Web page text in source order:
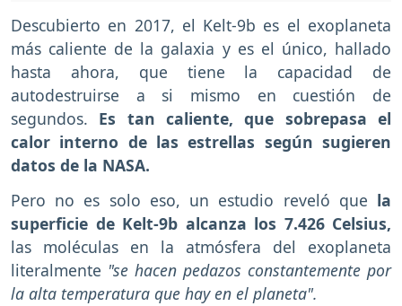
Descubierto en 2017, el Kelt-9b es el exoplaneta
más caliente de la galaxia y es el único, hallado
hasta ahora, que tiene la capacidad de
autodestruirse a si mismo en cuestión de
segundos. Es tan caliente, que sobrepasa el
calor interno de las estrellas según sugieren
datos de la NASA.
Pero no es solo eso, un estudio reveló que la
superficie de Kelt-9b alcanza los 7.426 Celsius,
las moléculas en la atmósfera del exoplaneta
literalmente "se hacen pedazos constantemente por
la alta temperatura que hay en el planeta".